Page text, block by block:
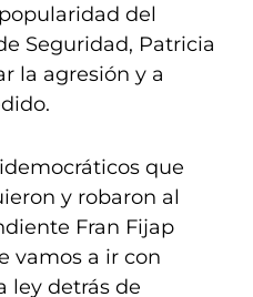
del
Seguridad, Patricia
la agresión y a
que
y robaron al
Fran Fijap
vamos a ir con
ley detrás de